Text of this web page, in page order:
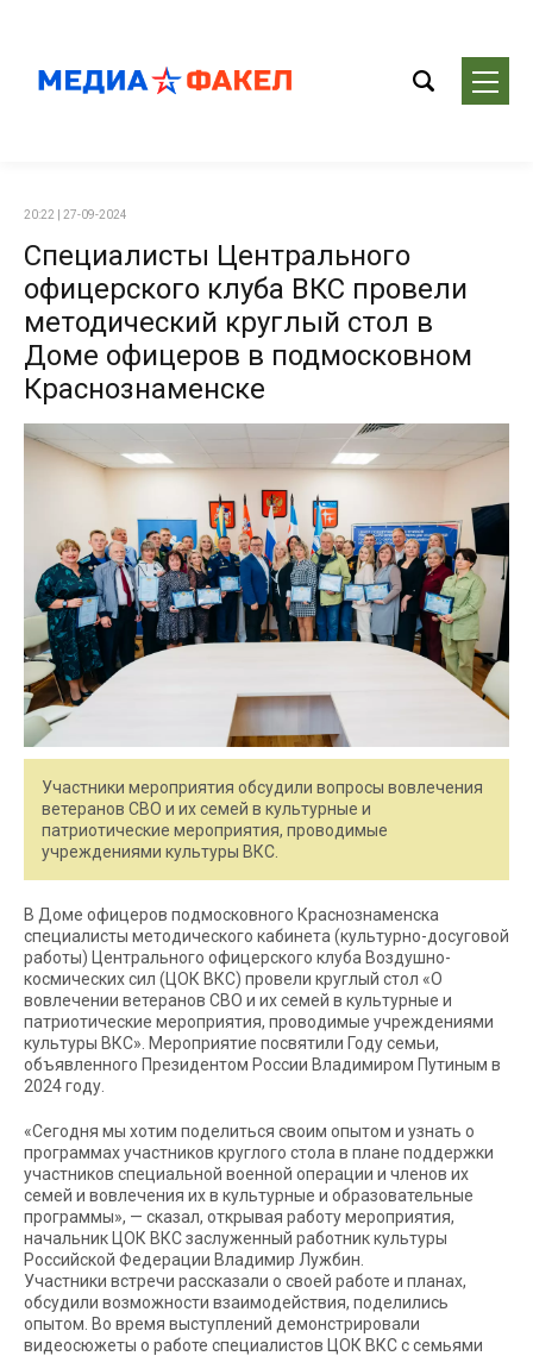
20:22 | 27-09-2024
Специалисты Центрального
офицерского клуба ВКС провели
методический круглый стол в
Доме офицеров в подмосковном
Краснознаменске
Участники мероприятия обсудили вопросы вовлечения
ветеранов СВО и их семей в культурные и
патриотические мероприятия, проводимые
учреждениями культуры ВКС.
В Доме офицеров подмосковного Краснознаменска
специалисты методического кабинета (культурно-досуговой
работы) Центрального офицерского клуба Воздушно-
космических сил (ЦОК ВКС) провели круглый стол «О
вовлечении ветеранов СВО и их семей в культурные и
патриотические мероприятия, проводимые учреждениями
культуры ВКС». Мероприятие посвятили Году семьи,
объявленного Президентом России Владимиром Путиным в
2024 году.
«Сегодня мы хотим поделиться своим опытом и узнать о
программах участников круглого стола в плане поддержки
участников специальной военной операции и членов их
семей и вовлечения их в культурные и образовательные
программы», — сказал, открывая работу мероприятия,
начальник ЦОК ВКС заслуженный работник культуры
Российской Федерации Владимир Лужбин.
Участники встречи рассказали о своей работе и планах,
обсудили возможности взаимодействия, поделились
опытом. Во время выступлений демонстрировали
видеосюжеты о работе специалистов ЦОК ВКС с семьями